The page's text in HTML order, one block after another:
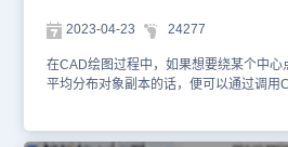
2023-04-23 24277
在CAD绘图过程中，如果想要绕某个中心
平均分布对象副本的话，便可以通过调用
步骤：1、启动浩辰CAD软件，新建/打开